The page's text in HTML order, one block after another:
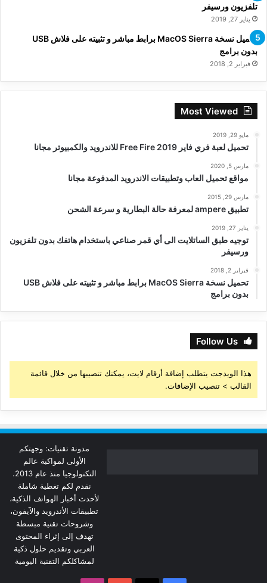
تلفزيون ورسيفر
يناير 27, 2019
تحميل نسخة MacOS Sierra برابط مباشر و تثبيته على فلاش USB
بدون برامج
فبراير 2, 2018
Most Viewed
مايو 29, 2019
تحميل لعبة فري فاير Free Fire 2019 للاندرويد والكمبيوتر مجانا
مارس 5, 2020
مواقع تحميل العاب وتطبيقات الاندرويد المدفوعة مجانا
مارس 29, 2015
تطبيق ampere لمعرفة حالة البطارية و سرعة الشحن
يناير 27, 2019
توجيه طبق الساتلايت الى أي قمر صناعي باستخدام هاتفك بدون تلفزيون
ورسيفر
فبراير 2, 2018
تحميل نسخة MacOS Sierra برابط مباشر و تثبيته على فلاش USB
بدون برامج
Follow Us
هذا الويدجت يتطلب إضافة أرقام لايت، يمكنك تنصيبها من خلال قائمة
القالب > تنصيب الإضافات.
مدونة تقنيات: وجهتكم
الأولى لمواكبة عالم
التكنولوجيا منذ عام 2013.
نقدم لكم تغطية شاملة
لأحدث أخبار الهواتف الذكية،
تطبيقات الأندرويد والآيفون،
وشروحات تقنية مبسطة
تهدف إلى إثراء المحتوى
العربي وتقديم حلول ذكية
لمشاكلكم التقنية اليومية